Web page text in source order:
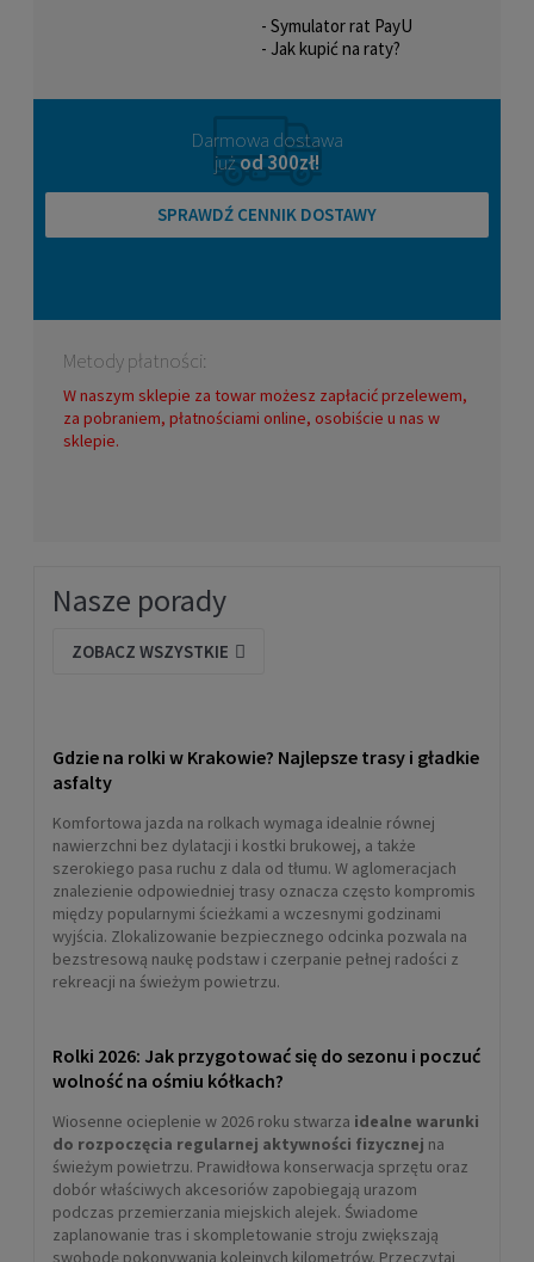
- Symulator rat PayU
- Jak kupić na raty?
Darmowa dostawa
już od 300zł!
SPRAWDŹ CENNIK DOSTAWY
Metody płatności:
W naszym sklepie za towar możesz zapłacić przelewem,
za pobraniem, płatnościami online, osobiście u nas w
sklepie.
Nasze porady
ZOBACZ WSZYSTKIE
Gdzie na rolki w Krakowie? Najlepsze trasy i gładkie
asfalty
Komfortowa jazda na rolkach wymaga idealnie równej
nawierzchni bez dylatacji i kostki brukowej, a także
szerokiego pasa ruchu z dala od tłumu. W aglomeracjach
znalezienie odpowiedniej trasy oznacza często kompromis
między popularnymi ścieżkami a wczesnymi godzinami
wyjścia. Zlokalizowanie bezpiecznego odcinka pozwala na
bezstresową naukę podstaw i czerpanie pełnej radości z
rekreacji na świeżym powietrzu.
Rolki 2026: Jak przygotować się do sezonu i poczuć
wolność na ośmiu kółkach?
Wiosenne ocieplenie w 2026 roku stwarza idealne warunki
do rozpoczęcia regularnej aktywności fizycznej na
świeżym powietrzu. Prawidłowa konserwacja sprzętu oraz
dobór właściwych akcesoriów zapobiegają urazom
podczas przemierzania miejskich alejek. Świadome
zaplanowanie tras i skompletowanie stroju zwiększają
swobodę pokonywania kolejnych kilometrów. Przeczytaj